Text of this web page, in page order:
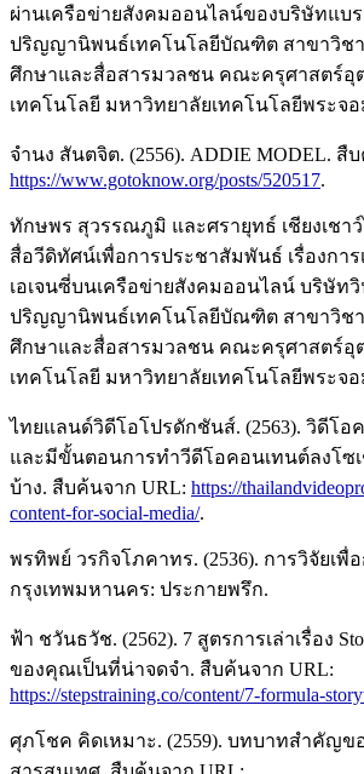
ผ่านเครือข่ายสังคมออนไลน์ของบริษัทแบ
ปริญญานิพนธ์เทคโนโลยีบัณฑิต สาขาวิชา
ศึกษาและสื่อสารมวลชน คณะครุศาสตร์อุ
เทคโนโลยี มหาวิทยาลัยเทคโนโลยีพระจ
จำนง สันตจิต. (2556). ADDIE MODEL. สื
https://www.gotoknow.org/posts/520517.
ทักษพร สุวรรณภูมิ และศรายุทธ์ เชียงเชาว์
สื่อวีดิทัศน์เพื่อการประชาสัมพันธ์ เรื่องกา
เอเจนซี่บนเครือข่ายสังคมออนไลน์ บริษัท
ปริญญานิพนธ์เทคโนโลยีบัณฑิต สาขาวิชา
ศึกษาและสื่อสารมวลชน คณะครุศาสตร์อุ
เทคโนโลยี มหาวิทยาลัยเทคโนโลยีพระจ
ไทยแลนด์วิดีโอโปรดักชันส์. (2563). วิดีโอ
และมีขั้นตอนการทำวีดีโอคอนเทนต์ลงโซเ
บ้าง. สืบค้นจาก URL: https://
content-for-social-media/.
พรทิพย์ วรกิจโภคาทร. (2536). การวิจัยเ
กรุงเทพมหานคร: ประกายพรึก.
ฟ้า ชวันธวัช. (2562). 7 สูตรการเล่าเรื่อง
ของคุณเป็นที่น่าจดจำ. สืบค้นจาก URL:
https://stepstraining.co/content/7-formula-
ศุภโชค คิดเหมาะ. (2559). บทบาทสำคัญข